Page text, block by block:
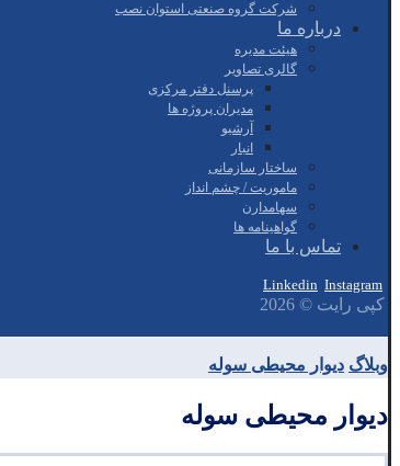
شرکت گروه صنعتی استوان نصب
درباره ما
هیئت مدیره
گالری تصاویر
پرسنل دفتر مرکزی
مدیران پروژه ها
آرشیو
انبار
ساختار سازمانی
ماموریت / چشم انداز
سهامدارن
گواهینامه ها
تماس با ما
Linkedin Instagram
کپی رایت © 2026
وبلاگ دیوار محیطی سوله
دیوار محیطی سوله